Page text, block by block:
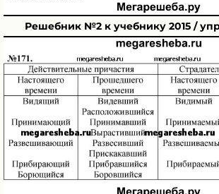
Решебник №2 к учебнику 2015 /